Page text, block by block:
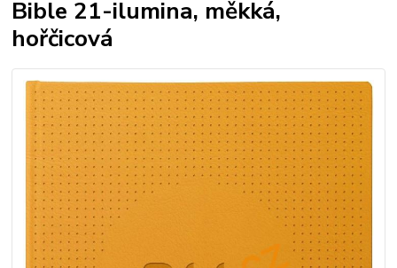
Bible 21-ilumina, měkká,
hořčicová